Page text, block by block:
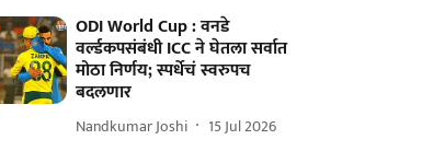
ODI World Cup : वनडे
वर्ल्डकपसंबंधी ICC ने घेतला सर्वात
मोठा निर्णय; स्पर्धेचं स्वरुपच
बदलणार
Nandkumar Joshi 15 Jul 2026